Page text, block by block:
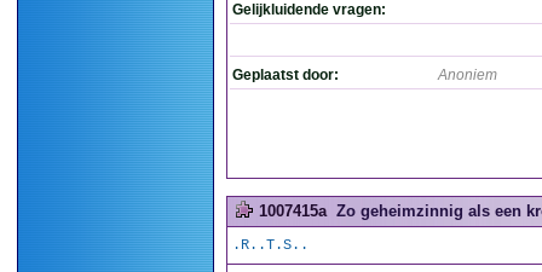
Gelijkluidende vragen:
Geplaatst door: Anoniem
1007415a Zo geheimzinnig als een
.R..T.S..